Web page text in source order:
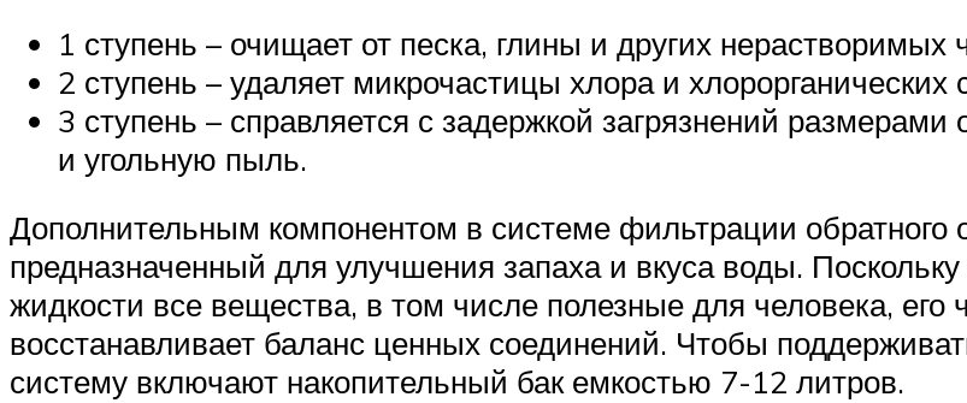
1 ступень – очищает от песка, глины и других
2 ступень – удаляет микрочастицы хлора и хлорорганических
3 ступень – справляется с задержкой загрязнений
и угольную пыль.
Дополнительным компонентом в системе фильтрации обратного
предназначенный для улучшения запаха и вкуса воды.
жидкости все вещества, в том числе полезные для человека,
восстанавливает баланс ценных соединений. Чтобы
систему включают накопительный бак емкостью 7-12 литров.